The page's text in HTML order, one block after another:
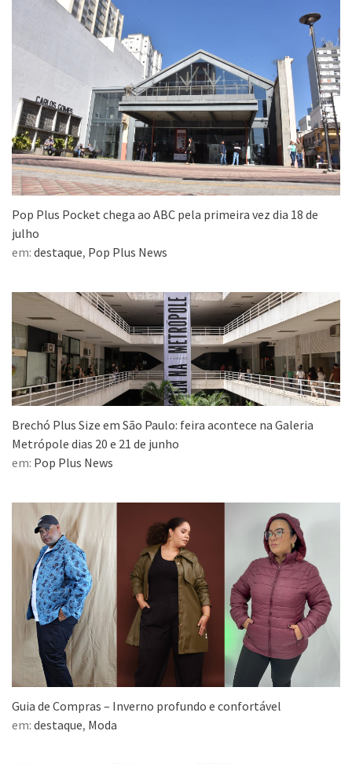
Pop Plus Pocket chega ao ABC pela primeira vez dia 18 de
julho
em: destaque, Pop Plus News
Brechó Plus Size em São Paulo: feira acontece na Galeria
Metrópole dias 20 e 21 de junho
em: Pop Plus News
Guia de Compras – Inverno profundo e confortável
em: destaque, Moda